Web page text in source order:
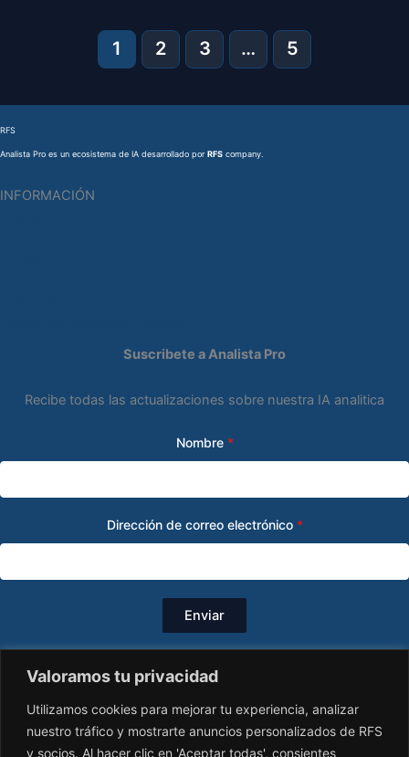
Valoramos tu privacidad
Utilizamos cookies para mejorar tu experiencia, analizar
nuestro tráfico y mostrarte anuncios personalizados de RFS
y socios. Al hacer clic en 'Aceptar todas', consientes
1 2 3 … 5
RFS
Analista Pro es un ecosistema de IA desarrollado porRFS company.
INFORMACIÓN
Suscribete a Analista Pro
Recibe todas las actualizaciones sobre nuestra IA analitica
Nombre *
Dirección de correo electrónico *
Enviar